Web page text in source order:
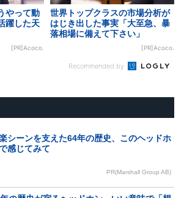
やって動
躍した天
[PR]Acoco.
世界トップクラスの市場分析が
はじき出した事実「大至急、暴
落相場に備えて下さい」
[PR]Acoco.
Recommended by
シーンを支えた64年の歴史、このヘッドホ
感じてみて
PR(Marshall Group AB)